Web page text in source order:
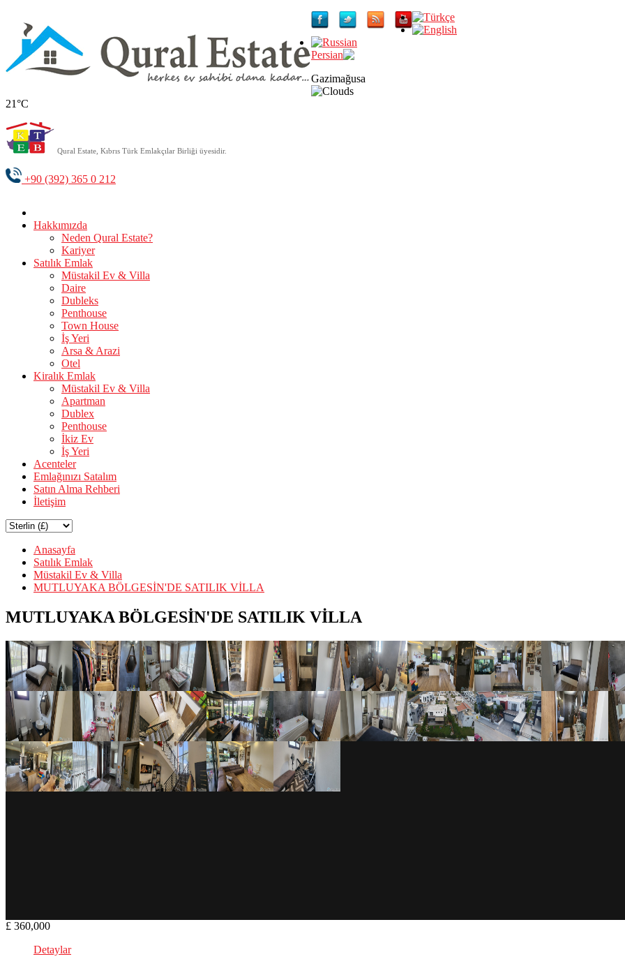
Gazimağusa
21°C
Qural Estate, Kıbrıs Türk Emlakçılar Birliği üyesidir.
+90 (392) 365 0 212
Hakkımızda
Neden Qural Estate?
Kariyer
Satılık Emlak
Müstakil Ev & Villa
Daire
Dubleks
Penthouse
Town House
İş Yeri
Arsa & Arazi
Otel
Kiralık Emlak
Müstakil Ev & Villa
Apartman
Dublex
Penthouse
İkiz Ev
İş Yeri
Acenteler
Emlağınızı Satalım
Satın Alma Rehberi
İletişim
Anasayfa
Satılık Emlak
Müstakil Ev & Villa
MUTLUYAKA BÖLGESİN'DE SATILIK VİLLA
MUTLUYAKA BÖLGESİN'DE SATILIK VİLLA
£ 360,000
Detaylar